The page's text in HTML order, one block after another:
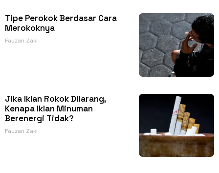
Tipe Perokok Berdasar Cara
Merokoknya
Fauzan Zaki
Jika Iklan Rokok Dilarang,
Kenapa Iklan Minuman
Berenergi Tidak?
Fauzan Zaki